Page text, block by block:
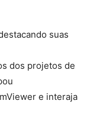
suas
dos projetos de
e interaja